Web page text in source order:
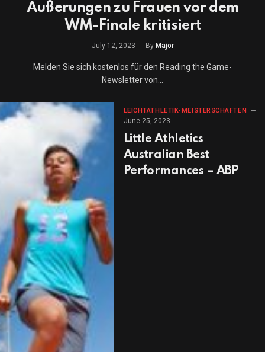
Äußerungen zu Frauen vor dem
WM-Finale kritisiert
July 12, 2023 By Major
Melden Sie sich kostenlos für den Reading the Game-
Newsletter von…
LEICHTATHLETIK-MEISTERSCHAFTEN
June 25, 2023
Little Athletics
Australian Best
Performances – ABP